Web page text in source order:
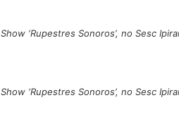
Show ‘Rupestres Sonoros’, no Sesc
Show ‘Rupestres Sonoros’, no Sesc